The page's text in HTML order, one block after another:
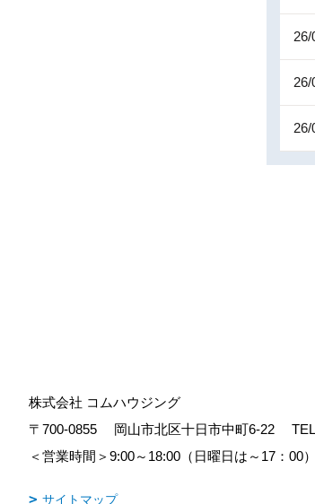
26/
26/
26/
株式会社 コムハウジング
〒700-0855
岡山市北区十日市中町6-22
＜営業時間＞9:00～18:00（日曜日は～17：00
サイトマップ